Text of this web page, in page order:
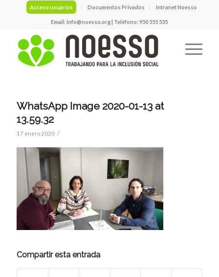
Acceso usuarios Documentos Privados Intranet Noesso
Email:info@noesso.org| Teléfono: 950 555 535
WhatsApp Image 2020-01-13 at
13.59.32
17 enero 2020 /
Compartir esta entrada